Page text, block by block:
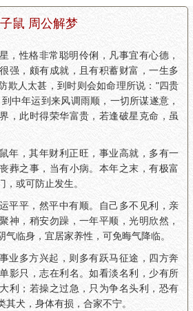
子鼠 周公解梦
，性格非常聪明伶俐，凡事宜有心德，
强，颇有成就，且有积蓄财富，一生多
欺人太甚，到时则会如命理所说："四贵
中年运到来风调雨顺，一切所谋遂意，
，此时得荣华富贵，若逢破星克命，虽
年，其年财利正旺，事业高就，多有一
葬之事，当有小病。本年之末，有极富
或可防止发生。
平平，然平中有顺。自己多不见利，亲
神，稍安勿躁，一年平顺，光明欣然，
临身，宜居家养性，可免晦气降临。
业多方兴起，则多有跃马征途，四方奔
影只，志在利名。如看淡名利，少有所
利；若操之过急，只为争名头利，恐有
犬，身体有损，合家不宁。